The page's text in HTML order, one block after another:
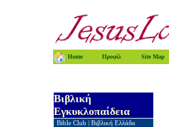
Home Προφίλ Site Map
Βιβλική
Εγκυκλοπαίδεια
Bible Club
Βιβλική Ελλάδα